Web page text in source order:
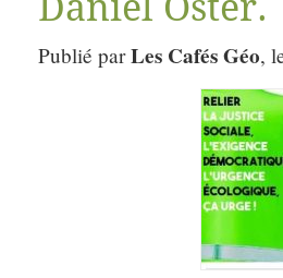
Publié parLes Cafés Géo,